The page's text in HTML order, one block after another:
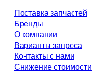
Поставка запчастей
Бренды
О компании
Варианты запроса
Контакты с нами
Снижение стоимости